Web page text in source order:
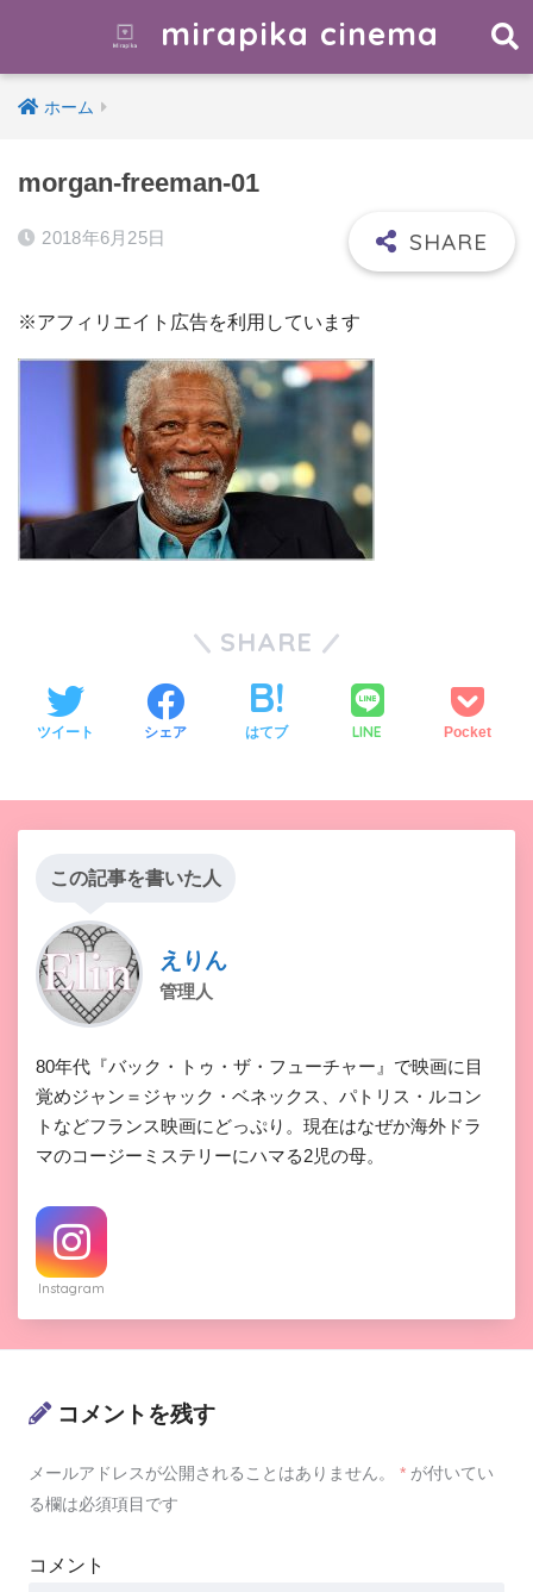
mirapika cinema
ホーム
morgan-freeman-01
2018年6月25日
※アフィリエイト広告を利用しています
SHARE
ツイート シェア はてブ LINE Pocket
この記事を書いた人
えりん
管理人
80年代『バック・トゥ・ザ・フューチャー』で映画に目
覚めジャン＝ジャック・ベネックス、パトリス・ルコン
トなどフランス映画にどっぷり。現在はなぜか海外ドラ
マのコージーミステリーにハマる2児の母。
Instagram
コメントを残す
メールアドレスが公開されることはありません。 * が付いてい
る欄は必須項目です
コメント